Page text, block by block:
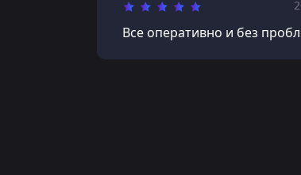
Все оперативно и без